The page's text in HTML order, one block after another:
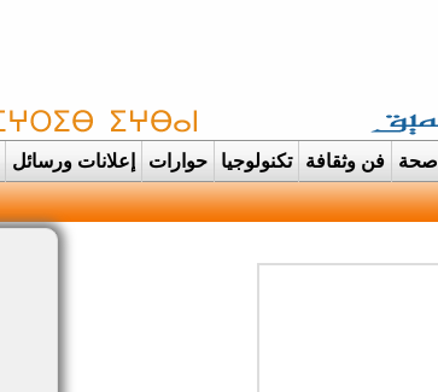
صحة فن وثقافة تكنولوجيا حوارات إعلانات ورسائل